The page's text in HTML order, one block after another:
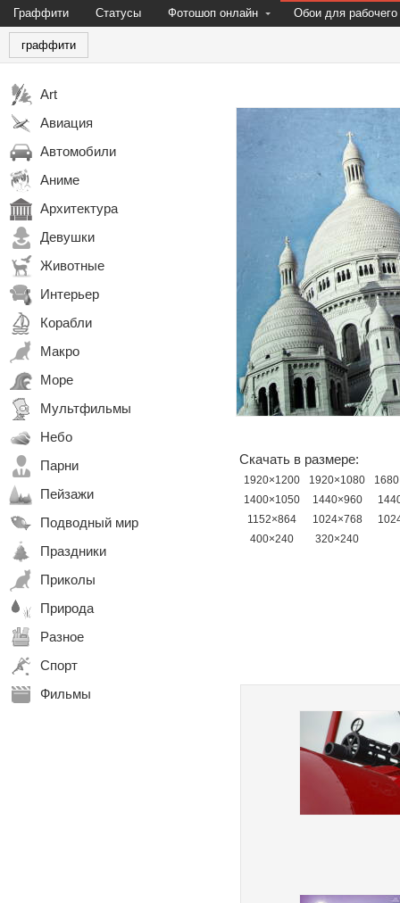
Граффити Статусы Фотошоп онлайн Обои для рабочего
граффити
Art
Авиация
Автомобили
Аниме
Архитектура
Девушки
Животные
Интерьер
Корабли
Макро
Море
Мультфильмы
Небо
Парни
Пейзажи
Подводный мир
Праздники
Приколы
Природа
Разное
Спорт
Фильмы
Скачать в размере:
1920×1200 1920×1080
1400×1050
1440×960
1152×864
1024×768
400×240
320×240